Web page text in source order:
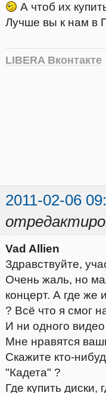
А чтоб их
Лучше вы к нам в
LIBERA Вконтакте
2011-02-06
Vad Allien
Здравствуйте,
Очень жаль, но
концерт. А где же
? Всё что я смог
И ни одного
Мне нравятся
Скажите кто-
"Кадета" ?
Где купить